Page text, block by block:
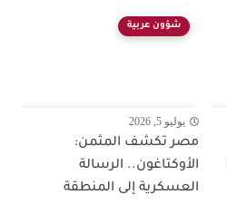
شؤون عربية
يوليو 5, 2026
مصر تكشف المثمن:
الأوكتاغون.. الرسالة
العسكرية إلى المنطقة